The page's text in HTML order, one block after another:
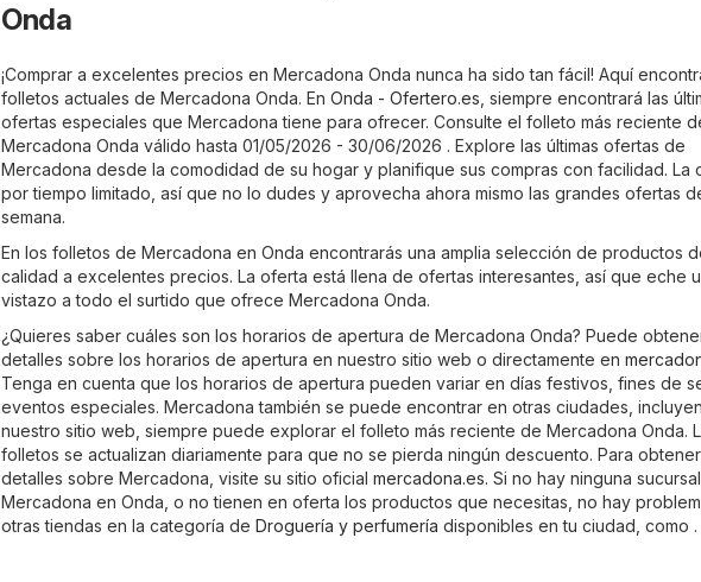
Onda
¡Comprar a excelentes precios en Mercadona Onda nunca ha sido tan fácil! Aquí
folletos actuales de Mercadona Onda. En Onda - Ofertero.es , siempre encontrará las
ofertas especiales que Mercadona tiene para ofrecer. Consulte el folleto más reciente
Mercadona Onda válido hasta 01/05/2026 - 30/06/2026 . Explore las últimas ofertas de
Mercadona desde la comodidad de su hogar y planifique sus compras con facilidad. La
por tiempo limitado, así que no lo dudes y aprovecha ahora mismo las grandes ofertas
semana.
En los folletos de Mercadona en Onda encontrarás una amplia selección de productos
calidad a excelentes precios. La oferta está llena de ofertas interesantes, así que eche
vistazo a todo el surtido que ofrece Mercadona Onda.
¿Quieres saber cuáles son los horarios de apertura de Mercadona Onda? Puede
detalles sobre los horarios de apertura en nuestro sitio web o directamente en
Tenga en cuenta que los horarios de apertura pueden variar en días festivos, fines de
eventos especiales. Mercadona también se puede encontrar en otras ciudades,
nuestro sitio web, siempre puede explorar el folleto más reciente de Mercadona Onda.
folletos se actualizan diariamente para que no se pierda ningún descuento. Para
detalles sobre Mercadona, visite su sitio oficial mercadona.es. Si no hay ninguna
Mercadona en Onda, o no tienen en oferta los productos que necesitas, no hay
otras tiendas en la categoría de Droguería y perfumería disponibles en tu ciudad, como .